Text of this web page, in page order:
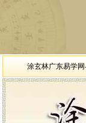
涂玄林广东易学